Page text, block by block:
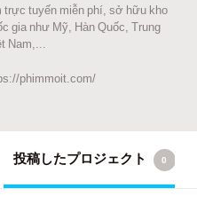
trực tuyến miễn phí, sở hữu kho
gia như Mỹ, Hàn Quốc, Trung
Nam,...
phimmoit.com/
投稿したプロジェクト 0